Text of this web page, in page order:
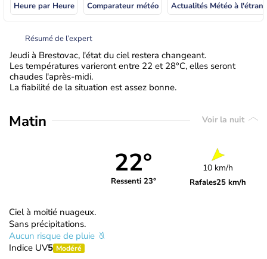
Heure par Heure Comparateur météo
Résumé de l’expert
Jeudi à Brestovac, l'état du ciel restera changeant.
Les températures varieront entre 22 et 28°C, elles seront
chaudes l'après-midi.
La fiabilité de la situation est assez bonne.
Matin Voir la nuit
22°
Ressenti 23°
10 km/h
Rafales25 km/h
Ciel à moitié nuageux.
Sans précipitations.
Aucun risque de pluie
Indice UV5 Modéré